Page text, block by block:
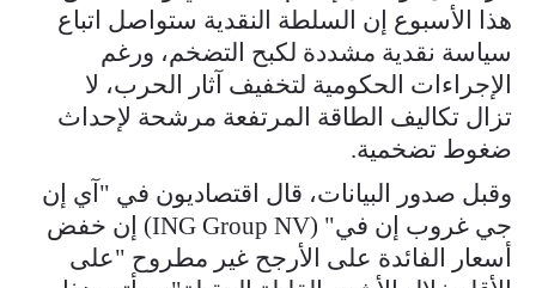
هذا الأسبوع إن السلطة النقدية ستواصل اتباع
سياسة نقدية مشددة لكبح التضخم، ورغم
الإجراءات الحكومية لتخفيف آثار الحرب، لا
تزال تكاليف الطاقة المرتفعة مرشحة لإحداث
ضغوط تضخمية.
وقبل صدور البيانات، قال اقتصاديون في "آي إن
جي غروب إن في" (ING Group NV) إن خفض
أسعار الفائدة على الأرجح غير مطروح "على